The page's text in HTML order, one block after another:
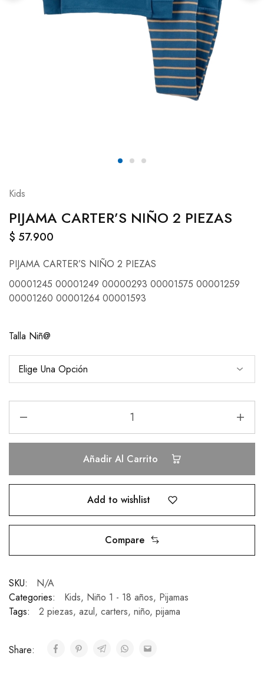
Kids
PIJAMA CARTER’S NIÑO 2 PIEZAS
$ 57.900
PIJAMA CARTER’S NIÑO 2 PIEZAS
00001245 00001249 00000293 00001575 00001259
00001260 00001264 00001593
Talla Niñ@
Añadir Al Carrito
Add to wishlist
Compare
SKU:
N/A
Categories:
Kids, Niño 1 - 18 años, Pijamas
Tags:
2 piezas, azul, carters, niño, pijama
Share: